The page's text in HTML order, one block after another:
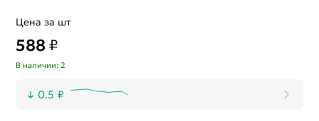
Цена за шт
588 ₽
В наличии: 2
0.5 ₽